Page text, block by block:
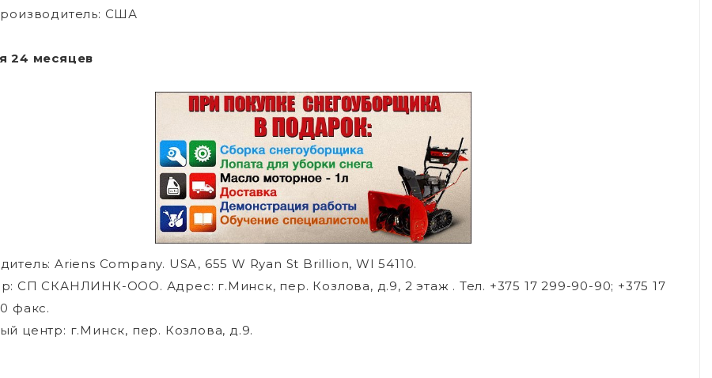
США
24 месяцев
Ariens Company. USA, 655 W Ryan St Brillion, WI 54110.
СП СКАНЛИНК-ООО. Адрес: г.Минск, пер. Козлова, д.9, 2 этаж . Тел. +375 17 299-90-90; +375 17
факс.
центр: г.Минск, пер. Козлова, д.9.